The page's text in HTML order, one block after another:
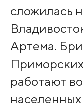
сложилась
Артема.
работают
населенных